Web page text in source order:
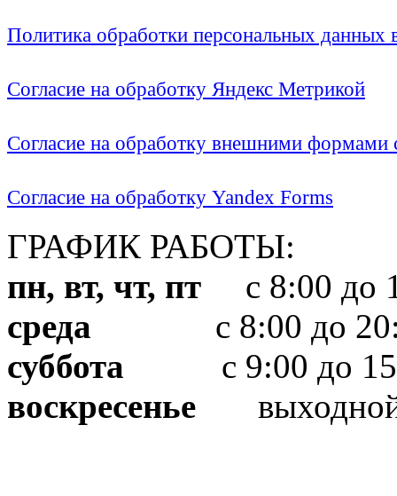
Политика обработки персональных
Согласие на обработку Яндекс Метрикой
Согласие на обработку внешними формами
Согласие на обработку Yandex Forms
ГРАФИК РАБОТЫ:
пн, вт, чт, пт с 8:00 до
среда с 8:00 до
суббота с 9:00 до
воскресенье